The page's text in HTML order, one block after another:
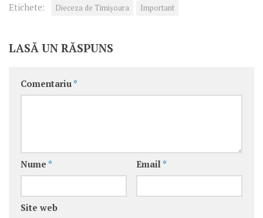
Etichete: Dieceza de Timișoara Important
LASĂ UN RĂSPUNS
Comentariu *
Nume * Email *
Site web